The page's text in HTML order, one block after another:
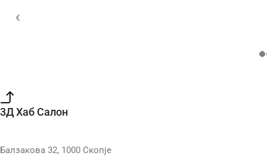
3Д Хаб Салон
Балзакова 32, 1000 Скопје